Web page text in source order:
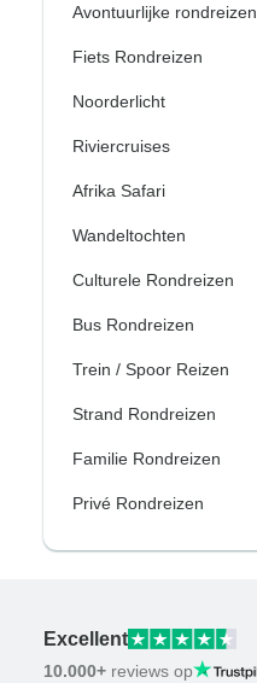
Avontuurlijke rondreizen
Fiets Rondreizen
Noorderlicht
Riviercruises
Afrika Safari
Wandeltochten
Culturele Rondreizen
Bus Rondreizen
Trein / Spoor Reizen
Strand Rondreizen
Familie Rondreizen
Privé Rondreizen
Excellent
10.000+ reviews op